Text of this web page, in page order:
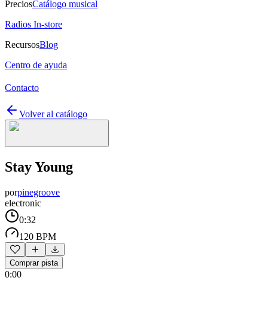
PreciosCatálogo musical
Radios In-store
RecursosBlog
Centro de ayuda
Contacto
Volver al catálogo
Stay Young
porpinegroove
electronic
0:32
120 BPM
Comprar pista
0:00